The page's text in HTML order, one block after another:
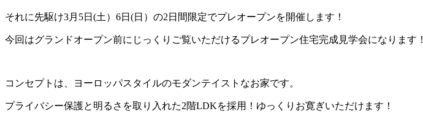
それに先駆け3月5日(土）6日(日）の2日間限定でプレオープンを開催します！
今回はグランドオープン前にじっくりご覧いただけるプレオープン住宅完成見学会になります！
コンセプトは、ヨーロッパスタイルのモダンテイストなお家です。
プライバシー保護と明るさを取り入れた2階LDKを採用！ゆっくりお寛ぎいただけます！